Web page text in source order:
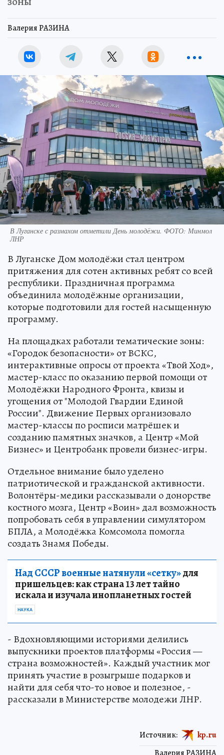
Валерия РАЗИНА
В Луганске с размахом отметили День молодёжи. ФОТО: Минмол
ЛНР
В Луганске Дом молодёжи стал центром
притяжения для сотен активных ребят со всей
республики. Праздничная программа
объединила молодёжные организации,
которые подготовили для гостей насыщенную
программу.
На площадках работали тематические зоны:
«Городок безопасности» от ВСКС,
интерактивные опросы от проекта «Твой Ход»,
мастер-класс по оказанию первой помощи от
Молодёжки Народного Фронта, квизы и
угощения от "Молодой Гвардии Единой
России". Движение Первых организовало
мастер-классы по росписи матрёшек и
созданию памятных значков, а Центр «Мой
Бизнес» и Центробанк провели бизнес-игры.
Отдельное внимание было уделено
патриотической и гражданской активности.
Волонтёры-медики рассказывали о донорстве
костного мозга, Центр «Воин» дал возможность
попробовать себя в управлении симулятором
БПЛА, а Молодёжка Комсомола помогла
создать Знамя Победы.
Над СССР военные натянули «сетку»для
пришельцев: как страна 13 лет тайно
искала и изучала инопланетных гостей
НАУКА
- Вдохновляющими историями делились
выпускники проектов платформы «Россия —
страна возможностей». Каждый участник мог
принять участие в розыгрыше подарков и
найти для себя что-то новое и полезное, -
рассказали в Министерстве молодежи ЛНР.
Источник: kp.ru